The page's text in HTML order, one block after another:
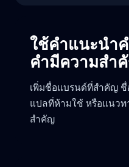
ใช้คำแนะนำ
คำมีความสำ
เพิ่มชื่อแบรนด์ที่สำคัญ
แปลที่ห้ามใช้ หรือแนวท
สำคัญ